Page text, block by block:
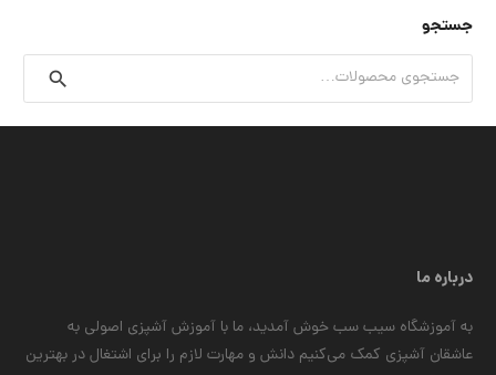
جستجو
درباره ما
به آموزشگاه سیب سب خوش آمدید، ما با آموزش آشپزی اصولی به
عاشقان آشپزی کمک می‌کنیم دانش و مهارت لازم را برای اشتغال در بهترین